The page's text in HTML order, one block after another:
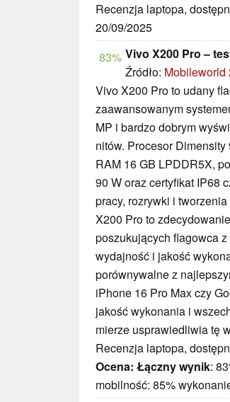
Recenzja laptopa,
20/09/2025
83% Vivo X200 Pro –
Źródło: Mobileworld
Vivo X200 Pro to udany
zaawansowanym
MP i bardzo dobrym
nitów. Procesor
RAM 16 GB LPDDR5X,
90 W oraz certyfikat IP68
pracy, rozrywki i
X200 Pro to
poszukujących flagowca
wydajność i jakość
porównywalne z
iPhone 16 Pro Max czy
jakość wykonania i
mierze usprawiedliwia tę
Recenzja laptopa,
Ocena: Łączny wynik:
mobilność: 85%